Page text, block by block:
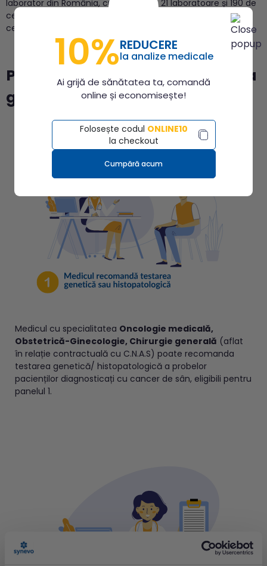
laborator din România, cu o rețea de 21 laboratoare și 190 de
centre de recoltare, amplasate în 77 de orașe diferite,
ce
Pașii de parcurs pentru testarea
genetică în cancerul mamar
Medicul cu specialitatea Oncologie medicală,
Obstetrică-Ginecologie, Chirurgie generală (aflat
în relație contractuală cu C.N.A.S) poate recomanda
testarea genetică/ histopatologică a probelor
pacienților diagnosticați cu cancer de sân, eligibili pentru
panelul 1.
10%REDUCERE
la analize medicale
Ai grijă de sănătatea ta, comandă
online și economisește!
Folosește codul ONLINE10
la checkout
Cumpără acum